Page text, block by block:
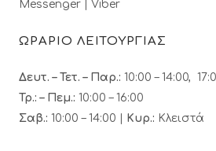
Messenger Viber
ΩΡΑΡΙΟ ΛΕΙΤΟΥΡΓΙΑΣ
Δευτ. – Τετ. – Παρ.: 10:00 – 14:00,
Τρ.: – Πεμ.: 10:00 – 16:00
Σαβ.: 10:00 – 14:00 | Κυρ.: Κλειστά